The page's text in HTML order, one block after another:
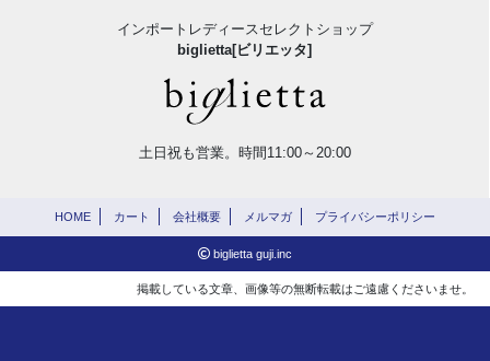
インポートレディースセレクトショップ
biglietta[ビリエッタ]
土日祝も営業。時間11:00～20:00
HOME カート 会社概要 メルマガ プライバシーポリシー
biglietta guji.inc
掲載している文章、画像等の無断転載はご遠慮くださいませ。